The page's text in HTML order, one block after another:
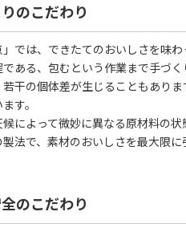
のこだわり
」では、できたてのおいしさを味
ある、包むという作業まで手づ
若干の個体差が生じることもあり
す。
によって微妙に異なる原材料の
法で、素材のおいしさを最大限に
のこだわり